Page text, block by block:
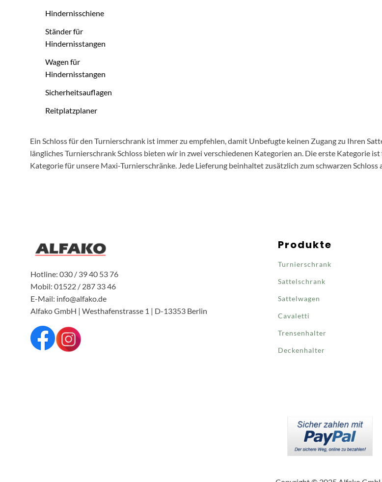
Hindernisschiene
Ständer für
Hindernisstangen
Wagen für
Hindernisstangen
Sicherheitsauflagen
Reitplatzplaner
Ein Schloss für den Turnierschrank ist immer zu empfehlen, damit Unbefugte keinen Zugang zu Ihren
längliches Turnierschrank Schloss bieten wir in zwei verschiedenen Kategorien an. Die erste Kategorie
Kategorie für unsere Maxi-Turnierschränke. Jede Lieferung beinhaltet zusätzlich zum schwarzen Schloss
Hotline: 030 / 39 40 53 76
Mobil: 01522 / 287 33 46
E-Mail: info@alfako.de
Alfako GmbH | Westhafenstrasse 1 | D-13353 Berlin
Produkte
Turnierschrank
Sattelschrank
Sattelwagen
Cavaletti
Trensenhalter
Deckenhalter